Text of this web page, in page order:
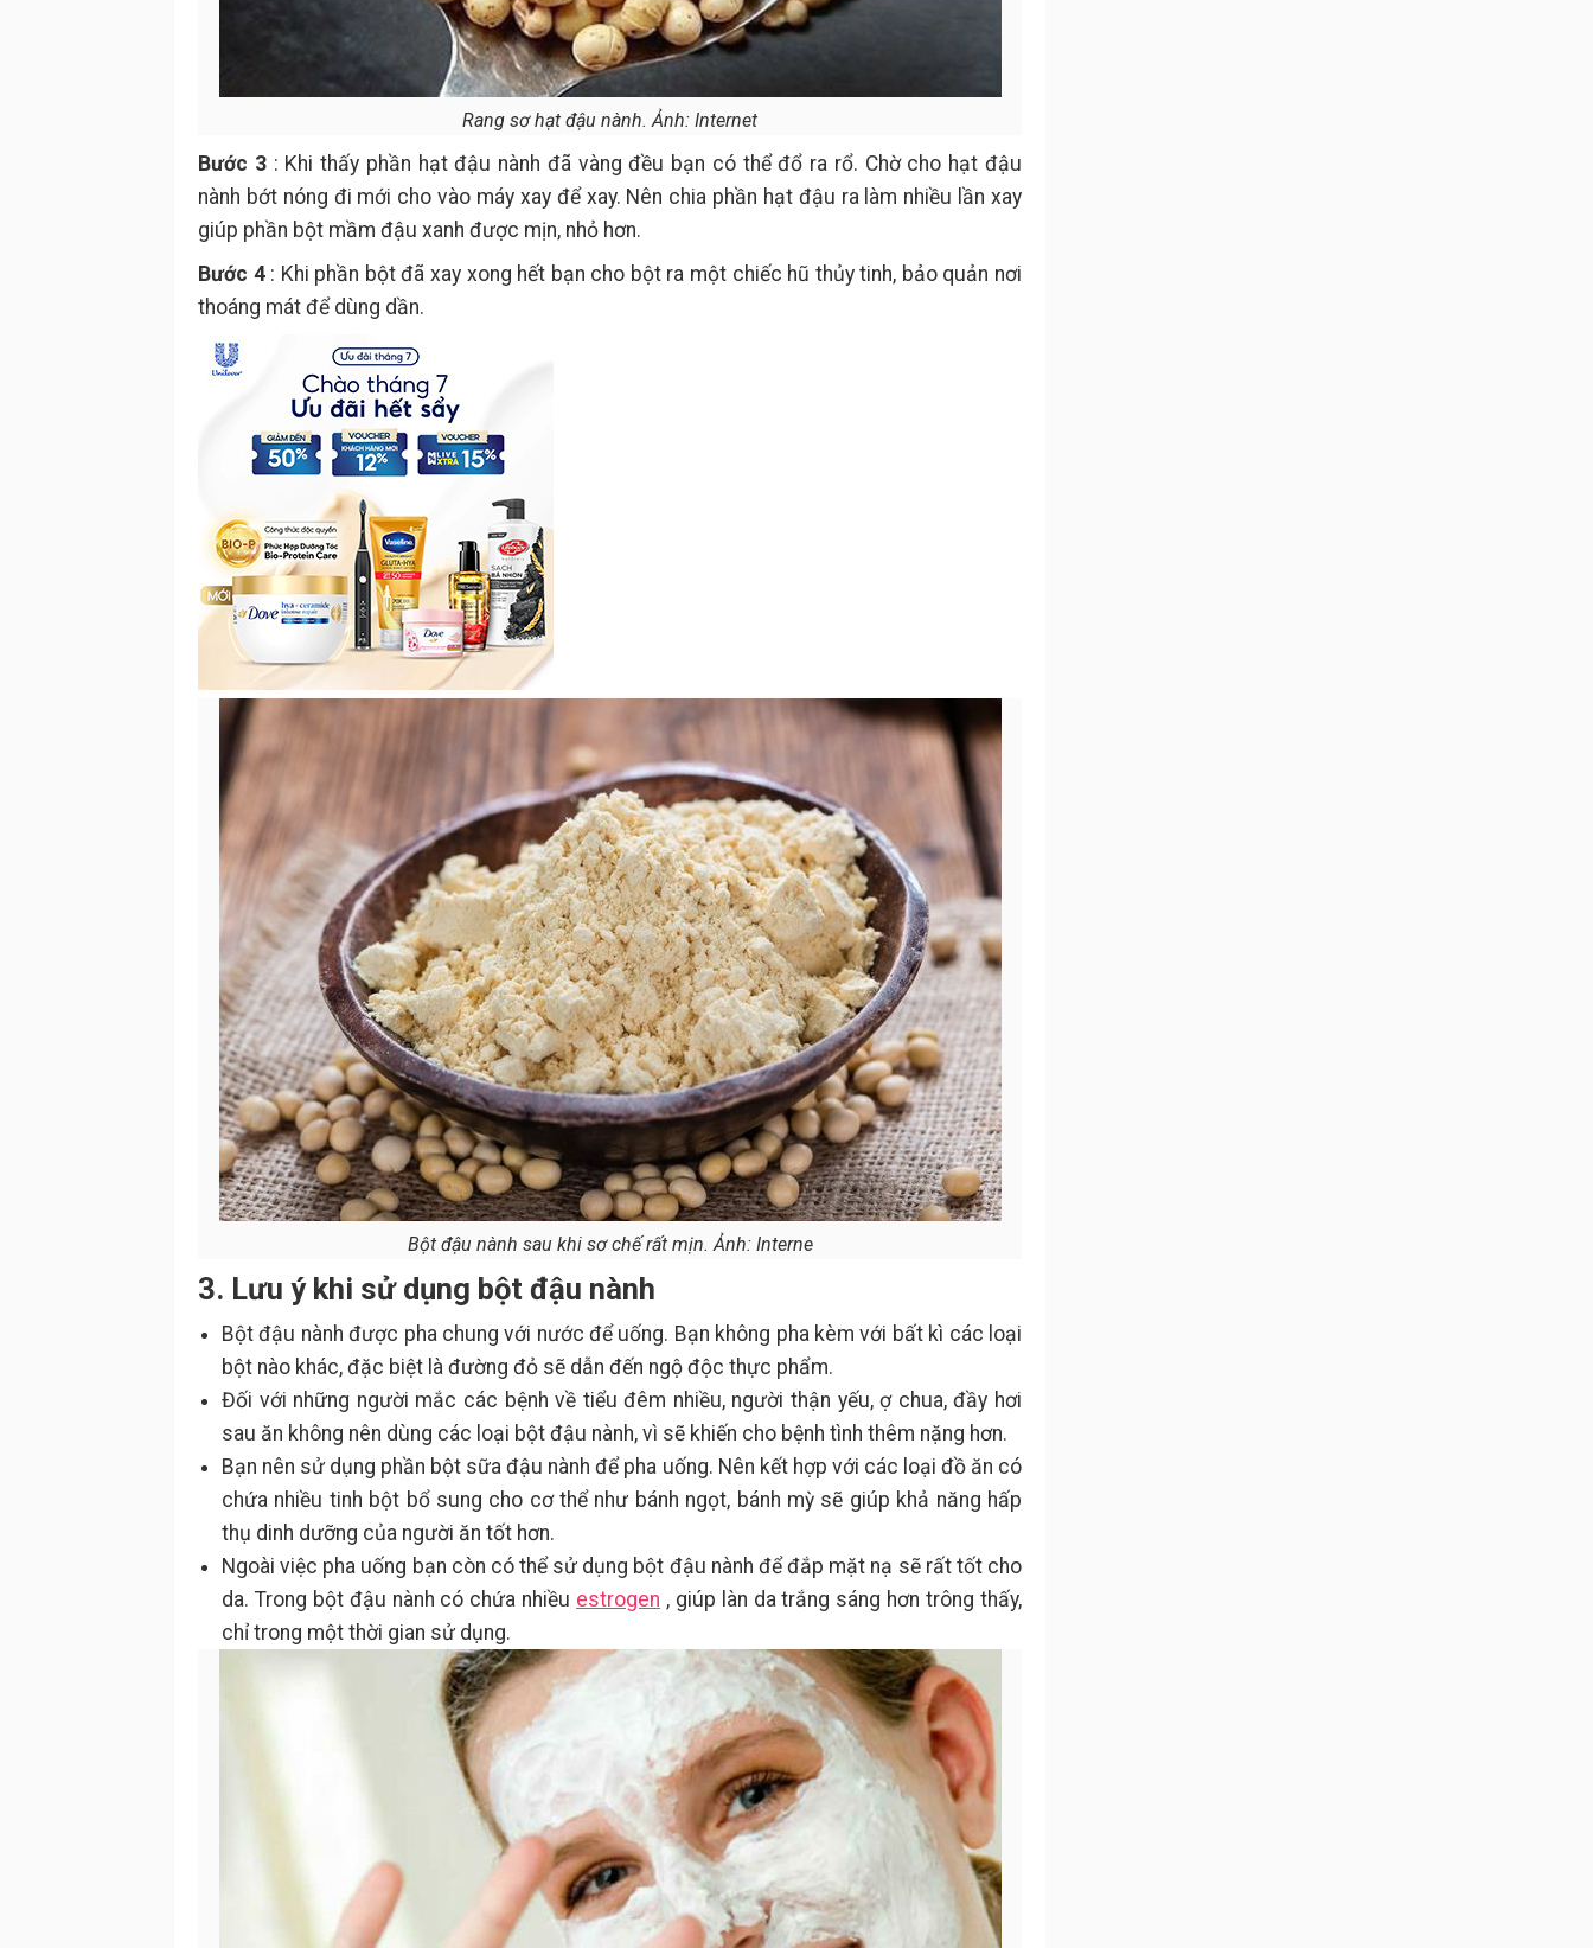
Rang sơ hạt đậu nành. Ảnh: Internet
Bước 3: Khi thấy phần hạt đậu nành đã vàng đều bạn có thể đổ ra rổ. Chờ cho hạt đậu
nành bớt nóng đi mới cho vào máy xay để xay. Nên chia phần hạt đậu ra làm nhiều lần xay
giúp phần bột mầm đậu xanh được mịn, nhỏ hơn.
Bước 4: Khi phần bột đã xay xong hết bạn cho bột ra một chiếc hũ thủy tinh, bảo quản nơi
thoáng mát để dùng dần.
Bột đậu nành sau khi sơ chế rất mịn. Ảnh: Interne
3. Lưu ý khi sử dụng bột đậu nành
Bột đậu nành được pha chung với nước để uống. Bạn không pha kèm với bất kì các loại
bột nào khác, đặc biệt là đường đỏ sẽ dẫn đến ngộ độc thực phẩm.
Đối với những người mắc các bệnh về tiểu đêm nhiều, người thận yếu, ợ chua, đầy hơi
sau ăn không nên dùng các loại bột đậu nành, vì sẽ khiến cho bệnh tình thêm nặng hơn.
Bạn nên sử dụng phần bột sữa đậu nành để pha uống. Nên kết hợp với các loại đồ ăn có
chứa nhiều tinh bột bổ sung cho cơ thể như bánh ngọt, bánh mỳ sẽ giúp khả năng hấp
thụ dinh dưỡng của người ăn tốt hơn.
Ngoài việc pha uống bạn còn có thể sử dụng bột đậu nành để đắp mặt nạ sẽ rất tốt cho
da. Trong bột đậu nành có chứa nhiều estrogen , giúp làn da trắng sáng hơn trông thấy,
chỉ trong một thời gian sử dụng.